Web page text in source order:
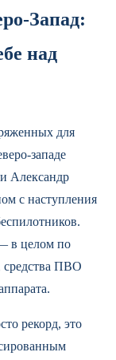
Запад:
над
для
западе
Александр
с наступления
в целом по
средства ПВО
рекорд, это